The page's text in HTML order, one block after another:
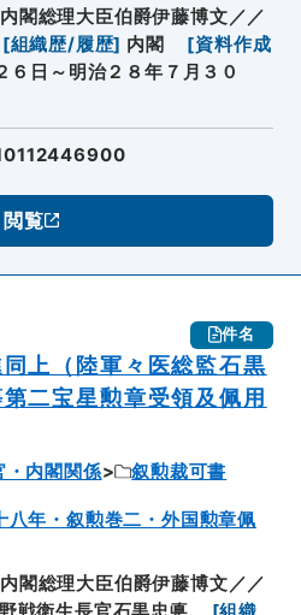
内閣総理大臣伯爵伊藤博文／／
[組織歴/履歴] 内閣 [資料作成
６日～明治２８年７月３０
閲覧
件名
上（陸軍々医総監石黒
二宝星勲章受領及佩用
・内閣関係
叙勲裁可書
八年・叙勲巻二・外国勲章佩
内閣総理大臣伯爵伊藤博文／／